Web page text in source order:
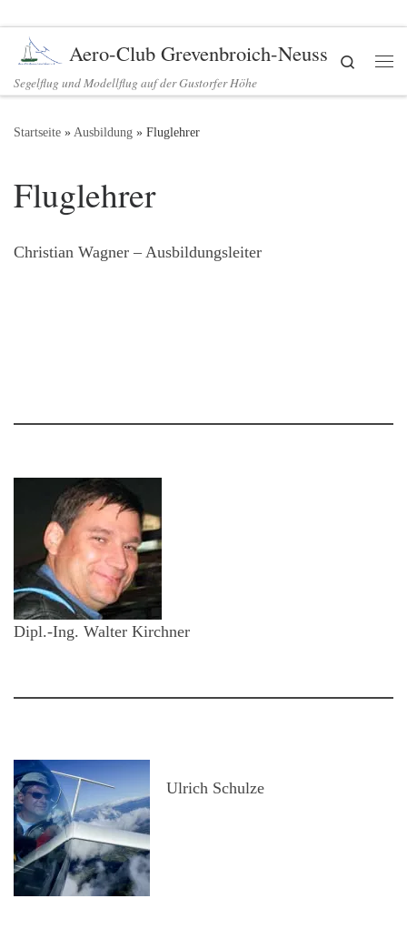
Zum Inhalt springen
Aero-Club Grevenbroich-Neuss
Segelflug und Modellflug auf der Gustorfer Höhe
Search
Startseite »Ausbildung » Fluglehrer
Fluglehrer
Christian Wagner – Ausbildungsleiter
Dipl.-Ing. Walter Kirchner
Ulrich Schulze